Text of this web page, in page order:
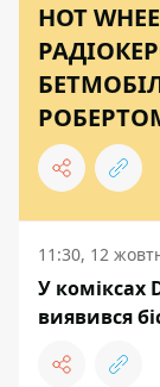
HOT
11:30, 12
У коміксах
виявився